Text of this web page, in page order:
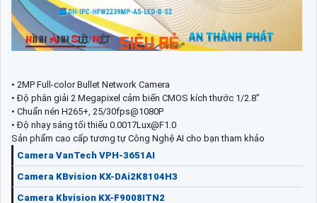
• 2MP Full-color Bullet Network Camera
• Độ phân giải 2 Megapixel cảm biến CMOS kích thước 1/2.8”
• Chuẩn nén H265+, 25/30fps@1080P
• Độ nhạy sáng tối thiểu 0.0017Lux@F1.0
Sản phẩm cao cấp tương tự Công Nghệ AI cho bạn tham khảo
Camera VanTech VPH-3651AI
Camera KBvision KX-DAi2K8104H3
Camera Kbvision KX-F9008ITN2